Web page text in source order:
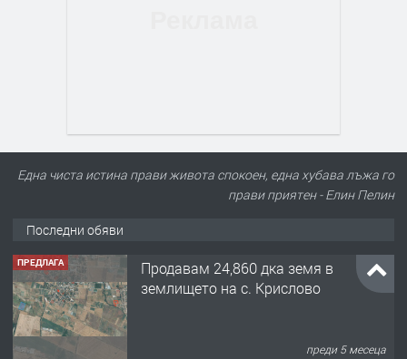
Една чиста истина прави живота спокоен, една хубава лъжа го
прави приятен - Елин Пелин
Последни обяви
ПРЕДЛАГА
Продавам 24,860 дка земя в
землището на с. Крислово
преди 5 месеца